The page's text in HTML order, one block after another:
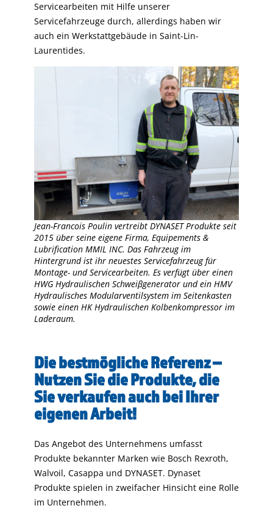
Servicearbeiten mit Hilfe unserer
Servicefahrzeuge durch, allerdings haben wir
auch ein Werkstattgebäude in Saint-Lin-
Laurentides.
Jean-Francois Poulin vertreibt DYNASET Produkte seit
2015 über seine eigene Firma, Equipements &
Lubrification MMIL INC. Das Fahrzeug im
Hintergrund ist ihr neuestes Servicefahrzeug für
Montage- und Servicearbeiten. Es verfügt über einen
HWG Hydraulischen Schweiβgenerator und ein HMV
Hydraulisches Modularventilsystem im Seitenkasten
sowie einen HK Hydraulischen Kolbenkompressor im
Laderaum.
Die bestmögliche Referenz –
Nutzen Sie die Produkte, die
Sie verkaufen auch bei Ihrer
eigenen Arbeit!
Das Angebot des Unternehmens umfasst
Produkte bekannter Marken wie Bosch Rexroth,
Walvoil, Casappa und DYNASET. Dynaset
Produkte spielen in zweifacher Hinsicht eine Rolle
im Unternehmen.